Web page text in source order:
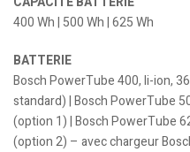
400 Wh | 500 Wh | 625 Wh
BATTERIE
Bosch PowerTube 400, li-ion,
standard) | Bosch PowerTube
(option 1) | Bosch PowerTube
(option 2) – avec chargeur